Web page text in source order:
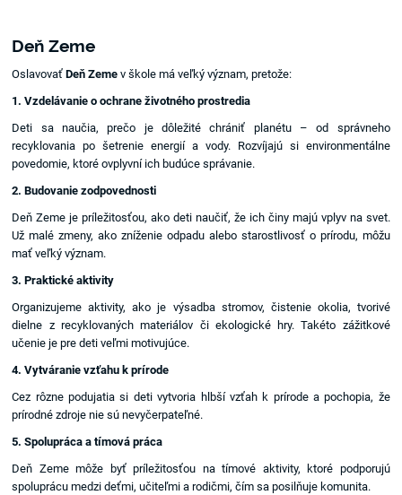
Deň Zeme
OslavovaťDeň Zemev škole má veľký význam, pretože:
1. Vzdelávanie o ochrane životného prostredia
Deti sa naučia, prečo je dôležité chrániť planétu – od správneho
recyklovania po šetrenie energií a vody. Rozvíjajú si environmentálne
povedomie, ktoré ovplyvní ich budúce správanie.
2. Budovanie zodpovednosti
Deň Zeme je príležitosťou, ako deti naučiť, že ich činy majú vplyv na svet.
Už malé zmeny, ako zníženie odpadu alebo starostlivosť o prírodu, môžu
mať veľký význam.
3. Praktické aktivity
Organizujeme aktivity, ako je výsadba stromov, čistenie okolia, tvorivé
dielne z recyklovaných materiálov či ekologické hry. Takéto zážitkové
učenie je pre deti veľmi motivujúce.
4. Vytváranie vzťahu k prírode
Cez rôzne podujatia si deti vytvoria hlbší vzťah k prírode a pochopia, že
prírodné zdroje nie sú nevyčerpateľné.
5. Spolupráca a tímová práca
Deň Zeme môže byť príležitosťou na tímové aktivity, ktoré podporujú
spoluprácu medzi deťmi, učiteľmi a rodičmi, čím sa posilňuje komunita.